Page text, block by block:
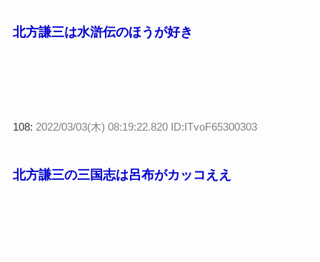
北方謙三は水滸伝のほうが好き
108: 2022/03/03(木) 08:19:22.820 ID:ITvoF65300303
北方謙三の三国志は呂布がカッコええ